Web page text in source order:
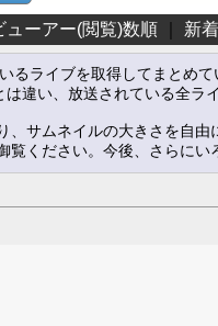
ューアー(閲覧)数順｜ 新
るライブを取得してまとめ
違い、放送されている全ラ
、サムネイルの大きさを自
覧ください。今後、さらに